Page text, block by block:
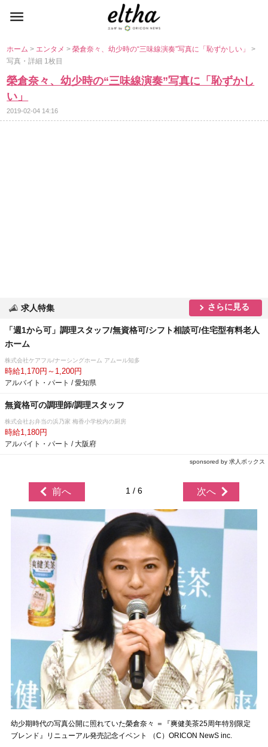
ホーム> エンタメ>榮倉奈々、幼少時の“三味線演奏”写真に「恥ずかしい」>
写真・詳細 1枚目
榮倉奈々、幼少時の“三味線演奏”写真に「恥ずかし
い」
2019-02-04 14:16
求人特集 さらに見る
「週1から可」調理スタッフ/無資格可/シフト相談可/住宅型有料老人
ホーム
株式会社ケアフル/ナーシングホーム アムール知多
時給1,170円～1,200円
アルバイト・パート / 愛知県
無資格可の調理師/調理スタッフ
株式会社お弁当の浜乃家 梅香小学校内の厨房
時給1,180円
アルバイト・パート / 大阪府
sponsored by 求人ボックス
前へ 1 / 6 次へ
幼少期時代の写真公開に照れていた榮倉奈々 ＝『爽健美茶25周年特別限定
ブレンド』リニューアル発売記念イベント （C）ORICON NewS inc.